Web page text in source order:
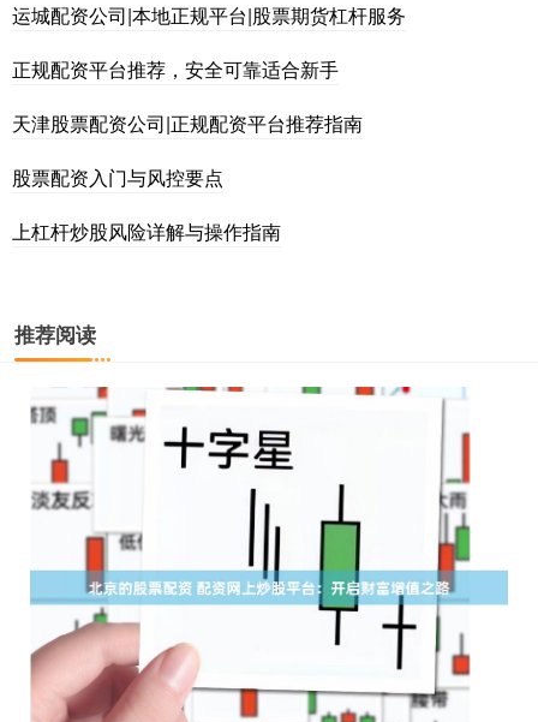
运城配资公司|本地正规平台|股票期货杠杆服务
正规配资平台推荐，安全可靠适合新手
天津股票配资公司|正规配资平台推荐指南
股票配资入门与风控要点
上杠杆炒股风险详解与操作指南
推荐阅读